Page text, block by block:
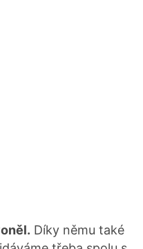
Díky němu také